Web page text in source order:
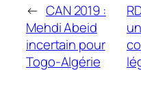
← CAN 2019 :
Mehdi Abeid
incertain pour
Togo-Algérie